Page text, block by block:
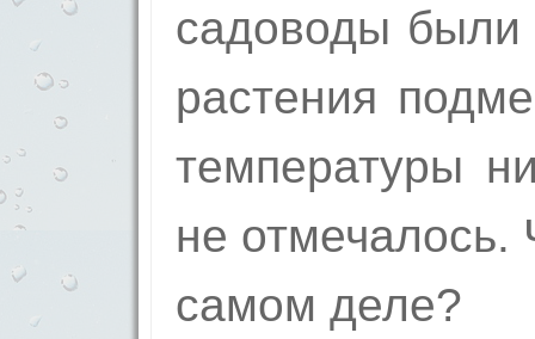
садоводы были
растения
температуры
не
самом деле?